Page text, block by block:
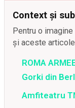
Context și
Pentru o
și aceste
ROMA
Gorki din
Amfiteatru